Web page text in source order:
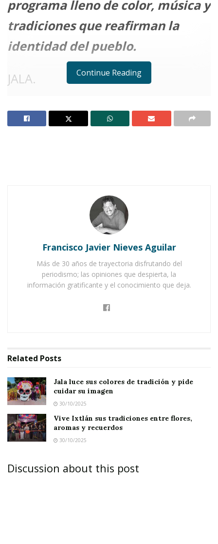
programa lleno de color, música y
tradiciones que reafirman la
identidad del pueblo.
JALA.
Notas Relacionadas
calles armoniosamente
empedradas, suscasas y caserones
que contrastan con la modernidad,
Jala, Pueblo Mágico, se alista para vivir una vez
más la magia del
Día de Muertos , tal como lo
ha hecho desde siempre: con alma, con arte y
con orgullo.
Ayuntamiento de Jala
En las tareas organizativas participa todo el
equipo municipal, aunque la principal
responsabilidad recae en los
de Educación y Cultura
Continue Reading
Francisco Javier Nieves Aguilar
Más de 30 años de trayectoria disfrutando del
periodismo; las opiniones que despierta, la
información gratificante y el conocimiento que deja.
Related Posts
Jala luce sus colores de tradición y pide
cuidar su imagen
30/10/2025
Vive Ixtlán sus tradiciones entre flores,
aromas y recuerdos
30/10/2025
Discussion about this post